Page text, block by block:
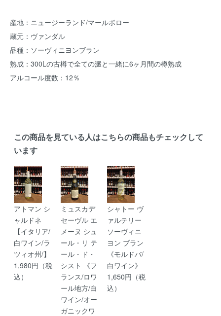
産地：ニュージーランド/マールボロー
蔵元：ヴァンダル
品種：ソーヴィニヨンブラン
熟成：300Lの古樽で全ての澱と一緒に6ヶ月間の樽熟成
アルコール度数：12％
この商品を見ている人はこちらの商品もチェックして
います
アトマン シ
ャルドネ
【イタリア/
白ワイン/ラ
ツィオ州/】
1,980円（税
込）
ミュスカデ
セーヴル エ
メーヌ シュ
ール・リ テ
ール・ド・
シスト 《フ
ランス/ロワ
ール地方/白
ワイン/オー
ガニックワ
シャトー ヴ
ァルテリー
ソーヴィニ
ヨン ブラン
《モルドバ/
白ワイン》
1,650円（税
込）